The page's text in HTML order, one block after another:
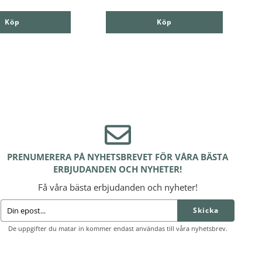
Köp Köp
PRENUMERERA PÅ NYHETSBREVET FÖR VÅRA BÄSTA
ERBJUDANDEN OCH NYHETER!
Få våra bästa erbjudanden och nyheter!
Skicka
De uppgifter du matar in kommer endast användas till våra nyhetsbrev.